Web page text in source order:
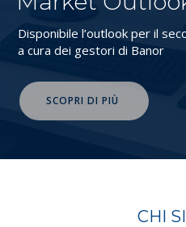
SCOPRI DI PIÙ
Disponibile l’outlook per il
a cura dei gestori di Banor
CHI